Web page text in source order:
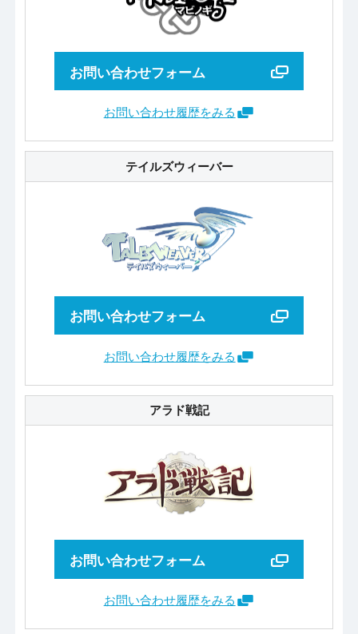
お問い合わせフォーム
お問い合わせ履歴をみる
テイルズウィーバー
お問い合わせフォーム
お問い合わせ履歴をみる
アラド戦記
お問い合わせフォーム
お問い合わせ履歴をみる